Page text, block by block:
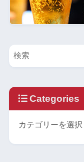
Categories